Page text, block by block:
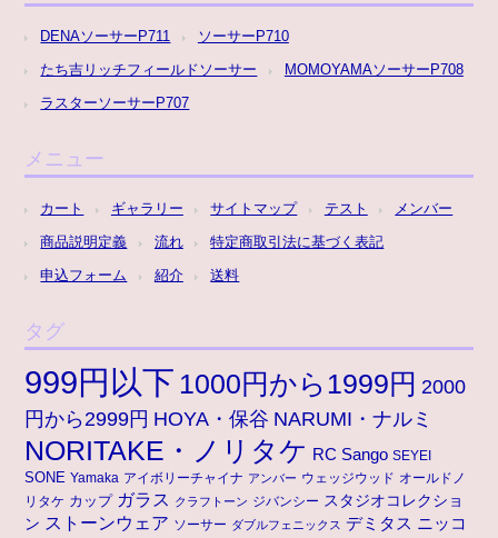
DENAソーサーP711
ソーサーP710
たち吉リッチフィールドソーサー
MOMOYAMAソーサーP708
ラスターソーサーP707
メニュー
カート ギャラリー サイトマップ テスト
メンバー
商品説明定義
流れ
特定商取引法に基づく表記
申込フォーム
紹介 送料
タグ
999円以下 1000円から1999円 2000
円から2999円 HOYA・保谷 NARUMI・ナルミ
NORITAKE・ノリタケ RC Sango SEYEI
SONE Yamaka アイボリーチャイナ アンバー ウェッジウッド オールドノ
リタケ カップ ガラス クラフトーン ジバンシー スタジオコレクショ
ン ストーンウェア ソーサー ダブルフェニックス デミタス ニッコ